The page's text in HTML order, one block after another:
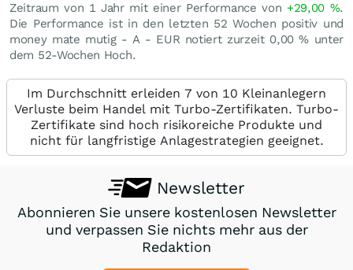
Zeitraum von 1 Jahr mit einer Performance von +29,00 %.
Die Performance ist in den letzten 52 Wochen positiv und
money mate mutig - A - EUR notiert zurzeit 0,00% unter
dem 52-Wochen Hoch.
Im Durchschnitt erleiden 7 von 10 Kleinanlegern
Verluste beim Handel mit Turbo-Zertifikaten. Turbo-
Zertifikate sind hoch risikoreiche Produkte und
nicht für langfristige Anlagestrategien geeignet.
Newsletter
Abonnieren Sie unsere kostenlosen Newsletter
und verpassen Sie nichts mehr aus der
Redaktion